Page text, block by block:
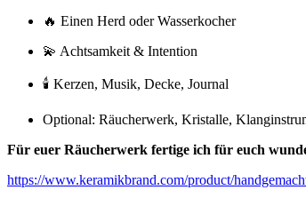
🔥 Einen Herd oder Wasserkocher
💫 Achtsamkeit & Intention
🕯️ Kerzen, Musik, Decke, Journal
Optional: Räucherwerk, Kristalle,
Für euer Räucherwerk fertige ich für euch
https://www.keramikbrand.com/product/